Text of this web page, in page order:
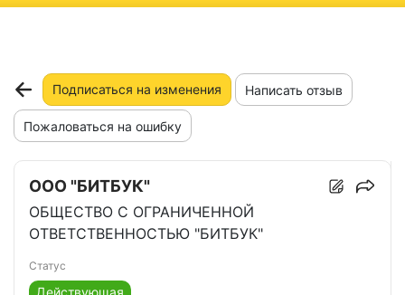
Подписаться на изменения Написать отзыв
Пожаловаться на ошибку
ООО "БИТБУК"
ОБЩЕСТВО С ОГРАНИЧЕННОЙ
ОТВЕТСТВЕННОСТЬЮ "БИТБУК"
Статус
Действующая